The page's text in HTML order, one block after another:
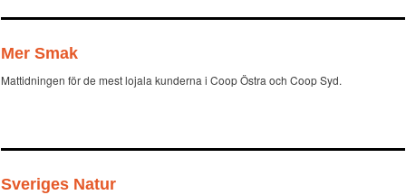
Mer Smak
Mattidningen för de mest lojala kunderna i Coop Östra och Coop Syd.
Sveriges Natur